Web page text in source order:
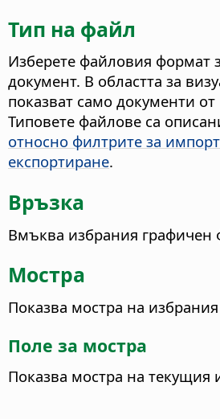
Тип на файл
Изберете файловия формат
документ. В областта за
показват само документи
Типовете файлове са
относно филтрите за
експортиране.
Връзка
Вмъква избрания графичен
Мостра
Показва мостра на
Поле за мостра
Показва мостра на текущия